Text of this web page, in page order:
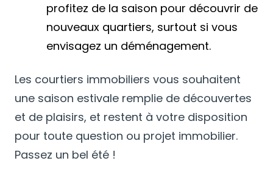
profitez de la saison pour découvrir de
nouveaux quartiers, surtout si vous
envisagez un déménagement.
Les courtiers immobiliers vous souhaitent
une saison estivale remplie de découvertes
et de plaisirs, et restent à votre disposition
pour toute question ou projet immobilier.
Passez un bel été !